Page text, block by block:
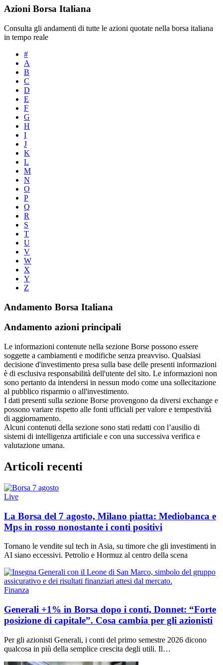
Azioni Borsa Italiana
Consulta gli andamenti di tutte le azioni quotate nella borsa italiana
in tempo reale
#
A
B
C
D
E
F
G
H
I
J
K
L
M
N
O
P
Q
R
S
T
U
V
W
X
Y
Z
Andamento Borsa Italiana
Andamento azioni principali
Le informazioni contenute nella sezione Borse possono essere
soggette a cambiamenti e modifiche senza preavviso. Qualsiasi
decisione d'investimento presa sulla base delle presenti informazioni
è di esclusiva responsabilità dell'utente del sito. Le informazioni non
sono pertanto da intendersi in nessun modo come una sollecitazione
al pubblico risparmio o all'investimento.
I dati presenti sulla sezione Borse provengono da diversi exchange e
possono variare rispetto alle fonti ufficiali per valore e tempestività
di aggiornamento.
Alcuni contenuti della sezione sono stati redatti con l’ausilio di
sistemi di intelligenza artificiale e con una successiva verifica e
valutazione umana.
Articoli recenti
Live
La Borsa del 7 agosto, Milano piatta: Mediobanca e
Mps in rosso nonostante i conti positivi
Tornano le vendite sul tech in Asia, su timore che gli investimenti in
AI siano eccessivi. Petrolio e Hormuz al centro della scena
Finanza
Generali +1% in Borsa dopo i conti, Donnet: “Forte
posizione di capitale”. Cosa cambia per gli azionisti
Per gli azionisti Generali, i conti del primo semestre 2026 dicono
qualcosa in più della semplice crescita degli utili. Il…